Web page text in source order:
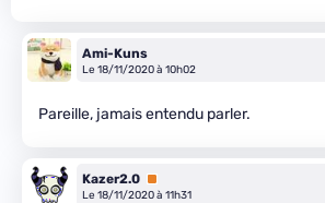
Ami-Kuns
Le 18/11/2020 à 10h02
Pareille, jamais entendu parler.
Kazer2.0 Premium
Le 18/11/2020 à 11h31